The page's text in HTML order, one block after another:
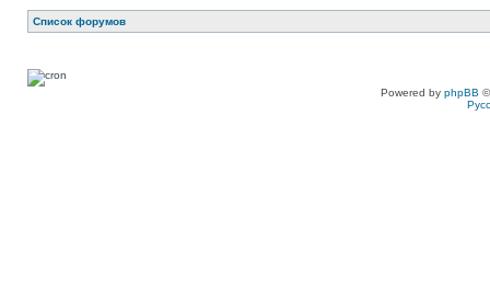
Список форумов
Powered by phpBB